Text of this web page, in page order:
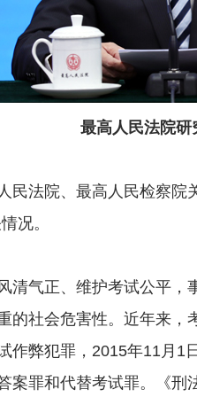
最高人民法院
院、最高人民检察院
况。
正、维护考试公平，
的社会危害性。近年来
作弊犯罪，2015年11月
案罪和代替考试罪。《